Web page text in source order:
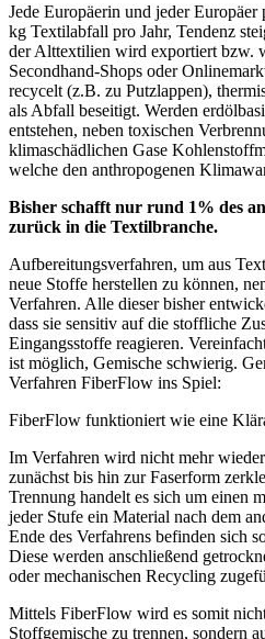
Jede Europäerin und jeder
kg Textilabfall pro Jahr, Tendenz
der Alttextilien wird exportiert bzw.
Secondhand-Shops oder
recycelt (z.B. zu Putzlappen),
als Abfall beseitigt. Werden
entstehen, neben toxischen
klimaschädlichen Gase
welche den anthropogenen
Bisher schafft nur rund 1% des
zurück in die Textilbranche.
Aufbereitungsverfahren, um aus
neue Stoffe herstellen zu können,
Verfahren. Alle dieser bisher
dass sie sensitiv auf die stoffliche
Eingangsstoffe reagieren.
ist möglich, Gemische schwierig.
Verfahren FiberFlow ins Spiel:
FiberFlow funktioniert wie eine
Im Verfahren wird nicht mehr
zunächst bis hin zur Faserform
Trennung handelt es sich um einen
jeder Stufe ein Material nach dem
Ende des Verfahrens befinden sich
Diese werden anschließend
oder mechanischen Recycling
Mittels FiberFlow wird es somit
Stoffgemische zu trennen, sondern